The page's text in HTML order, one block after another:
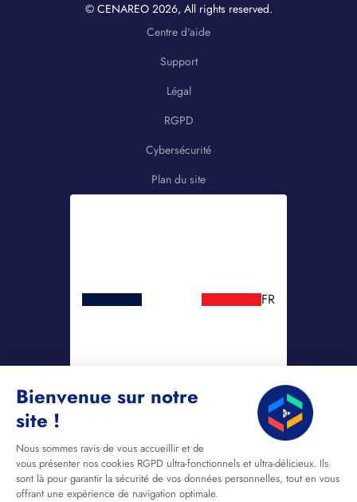
Bienvenue sur notre
site !
Nous sommes ravis de vous accueillir et de
vous présenter nos cookies RGPD ultra-fonctionnels et ultra-délicieux. Ils
sont là pour garantir la sécurité de vos données personnelles, tout en vous
offrant une expérience de navigation optimale.
© CENAREO 2026, All rights reserved.
Centre d'aide
Support
Légal
RGPD
Cybersécurité
Plan du site
FR